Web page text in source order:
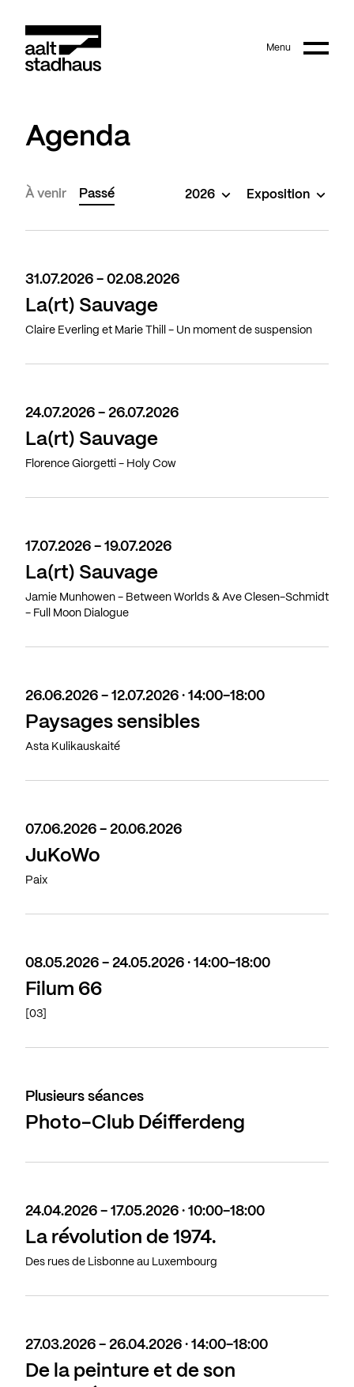
Main content Menu
Agenda
À venir Passé 2026 Exposition
31.07.2026 - 02.08.2026
La(rt) Sauvage
Claire Everling et Marie Thill - Un moment de suspension
24.07.2026 - 26.07.2026
La(rt) Sauvage
Florence Giorgetti - Holy Cow
17.07.2026 - 19.07.2026
La(rt) Sauvage
Jamie Munhowen - Between Worlds & Ave Clesen-Schmidt
- Full Moon Dialogue
26.06.2026 - 12.07.2026 · 14:00-18:00
Paysages sensibles
Asta Kulikauskaité
07.06.2026 - 20.06.2026
JuKoWo
Paix
08.05.2026 - 24.05.2026 · 14:00-18:00
Filum 66
[03]
Plusieurs séances
Photo-Club Déifferdeng
24.04.2026 - 17.05.2026 · 10:00-18:00
La révolution de 1974.
Des rues de Lisbonne au Luxembourg
27.03.2026 - 26.04.2026 · 14:00-18:00
De la peinture et de son